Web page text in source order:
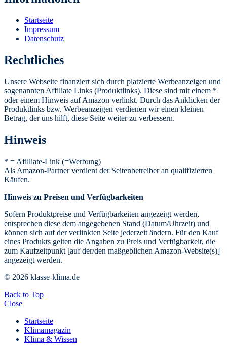
Startseite
Impressum
Datenschutz
Rechtliches
Unsere Webseite finanziert sich durch platzierte Werbeanzeigen und
sogenannten Affiliate Links (Produktlinks). Diese sind mit einem *
oder einem Hinweis auf Amazon verlinkt. Durch das Anklicken der
Produktlinks bzw. Werbeanzeigen verdienen wir einen kleinen
Betrag, der uns hilft, diese Seite weiter zu verbessern.
Hinweis
* = Afilliate-Link (=Werbung)
Als Amazon-Partner verdient der Seitenbetreiber an qualifizierten
Käufen.
Hinweis zu Preisen und Verfügbarkeiten
Sofern Produktpreise und Verfügbarkeiten angezeigt werden,
entsprechen diese dem angegebenen Stand (Datum/Uhrzeit) und
können sich auf der verlinkten Seite jederzeit ändern. Für den Kauf
eines Produkts gelten die Angaben zu Preis und Verfügbarkeit, die
zum Kaufzeitpunkt [auf der/den maßgeblichen Amazon-Website(s)]
angezeigt werden.
© 2026 klasse-klima.de
Back to Top
Close
Startseite
Klimamagazin
Klima & Wissen